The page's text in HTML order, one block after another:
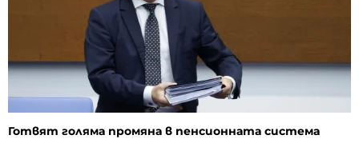
Готвят голяма промяна в пенсионната система